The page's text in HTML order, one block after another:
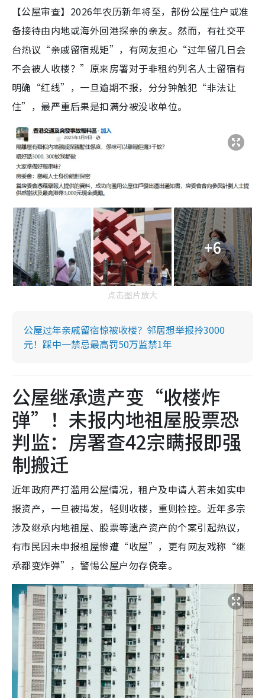
【公屋审查】2026年农历新年将至，部份公屋住户或准
备接待由内地或海外回港探亲的亲友。然而，有社交平
台热议“亲戚留宿规矩”，有网友担心“过年留几日会
不会被人收楼？”原来房署对于非租约列名人士留宿有
明确“红线”，一旦逾期不报，分分钟触犯“非法让
住”，最严重后果是扣满分被没收单位。
+6
点击图片放大
公屋过年亲戚留宿惊被收楼？邻居想举报拎3000
元！踩中一禁忌最高罚50万监禁1年
公屋继承遗产变“收楼炸
弹”！未报内地祖屋股票恐
判监：房署查42宗瞒报即强
制搬迁
近年政府严打滥用公屋情况，租户及申请人若未如实申
报资产，一旦被揭发，轻则收楼，重则检控。近年多宗
涉及继承内地祖屋、股票等遗产资产的个案引起热议，
有市民因未申报祖屋惨遭“收屋”，更有网友戏称“继
承都变炸弹”，警惕公屋户勿存侥幸。